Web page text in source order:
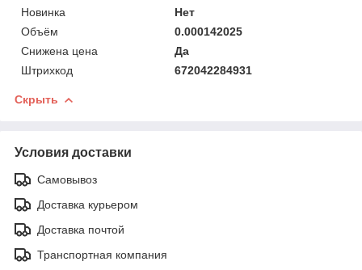
Новинка
Нет
Объём
0.000142025
Снижена цена
Да
Штрихкод
672042284931
Скрыть
Условия доставки
Самовывоз
Доставка курьером
Доставка почтой
Транспортная компания